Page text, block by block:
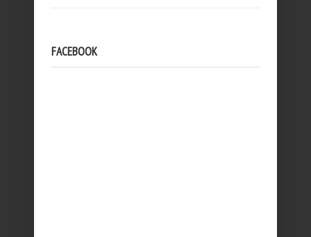
FACEBOOK